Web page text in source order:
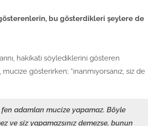
bu gösterdikleri şeylere de
hakikati söylediklerini gösteren
gösterirken; “inanmıyorsanız, siz de
adamları mucize yapamaz. Böyle
ve siz yapamazsınız demezse, bunun